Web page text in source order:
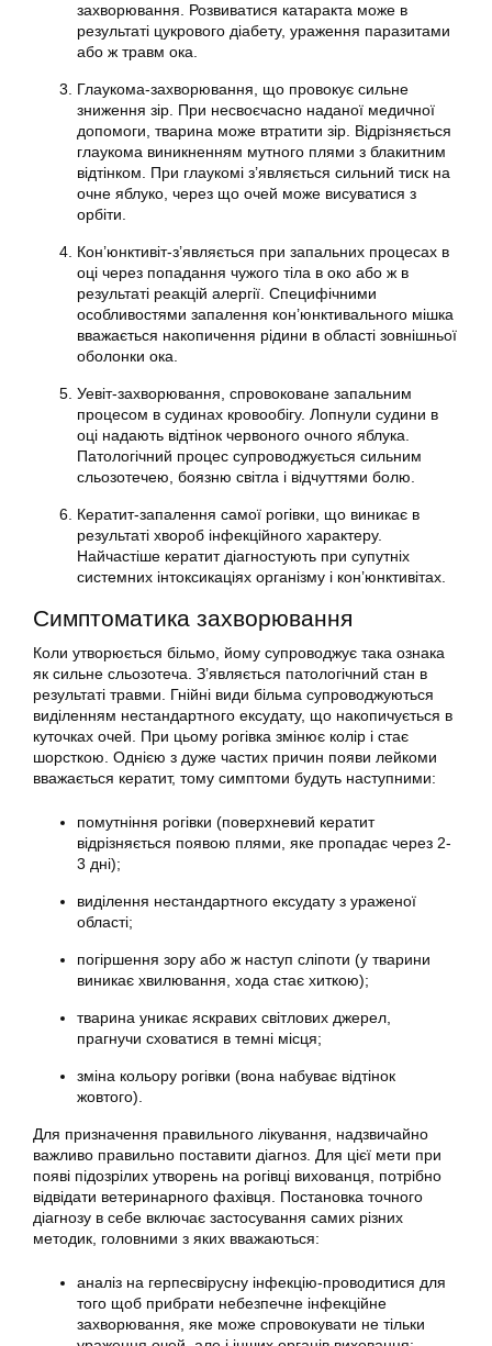
захворювання. Розвиватися катаракта може в
результаті цукрового діабету, ураження паразитами
або ж травм ока.
Глаукома-захворювання, що провокує сильне
зниження зір. При несвоєчасно наданої медичної
допомоги, тварина може втратити зір. Відрізняється
глаукома виникненням мутного плями з блакитним
відтінком. При глаукомі з’являється сильний тиск на
очне яблуко, через що очей може висуватися з
орбіти.
Кон’юнктивіт-з’являється при запальних процесах в
оці через попадання чужого тіла в око або ж в
результаті реакцій алергії. Специфічними
особливостями запалення кон’юнктивального мішка
вважається накопичення рідини в області зовнішньої
оболонки ока.
Уевіт-захворювання, спровоковане запальним
процесом в судинах кровообігу. Лопнули судини в
оці надають відтінок червоного очного яблука.
Патологічний процес супроводжується сильним
сльозотечею, боязню світла і відчуттями болю.
Кератит-запалення самої рогівки, що виникає в
результаті хвороб інфекційного характеру.
Найчастіше кератит діагностують при супутніх
системних інтоксикаціях організму і кон’юнктивітах.
Симптоматика захворювання
Коли утворюється більмо, йому супроводжує така ознака
як сильне сльозотеча. З’являється патологічний стан в
результаті травми. Гнійні види більма супроводжуються
виділенням нестандартного ексудату, що накопичується в
куточках очей. При цьому рогівка змінює колір і стає
шорсткою. Однією з дуже частих причин появи лейкоми
вважається кератит, тому симптоми будуть наступними:
помутніння рогівки (поверхневий кератит
відрізняється появою плями, яке пропадає через 2-
3 дні);
виділення нестандартного ексудату з ураженої
області;
погіршення зору або ж наступ сліпоти (у тварини
виникає хвилювання, хода стає хиткою);
тварина уникає яскравих світлових джерел,
прагнучи сховатися в темні місця;
зміна кольору рогівки (вона набуває відтінок
жовтого).
Для призначення правильного лікування, надзвичайно
важливо правильно поставити діагноз. Для цієї мети при
появі підозрілих утворень на рогівці вихованця, потрібно
відвідати ветеринарного фахівця. Постановка точного
діагнозу в себе включає застосування самих різних
методик, головними з яких вважаються:
аналіз на герпесвірусну інфекцію-проводитися для
того щоб прибрати небезпечне інфекційне
захворювання, яке може спровокувати не тільки